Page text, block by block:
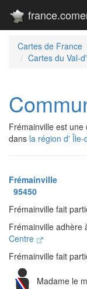
Cartes de France
Cartes du Val-
Frémainville est une
dans la région d' Île-
Frémainville
95450
Frémainville fait
Frémainville adhère
Centre
Frémainville fait
Madame le